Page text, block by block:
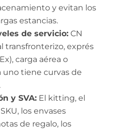
y evitan los
estancias.
de servicio:CN
transfronterizo, exprés
carga aérea o
uno tiene curvas de
y SVA:El kitting, el
los envases
de regalo, los